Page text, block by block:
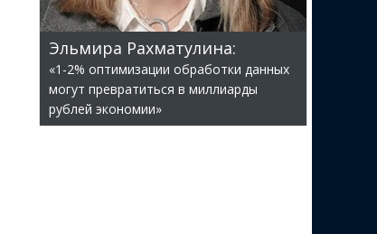
Эльмира Рахматулина:
«1-2% оптимизации обработки данных
могут превратиться в миллиарды
рублей экономии»